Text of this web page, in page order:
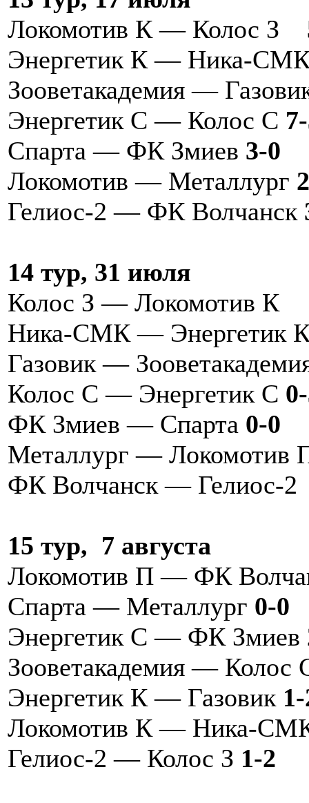
Локомотив К — Колос З
Энергетик К — Ника-
Зооветакадемия —
Энергетик С — Колос С
Спарта — ФК Змиев 3-0
Локомотив — Металлург
Гелиос-2 — ФК Волчанск
14 тур, 31 июля
Колос З — Локомотив К
Ника-СМК — Энергетик
Газовик —
Колос С — Энергетик С
ФК Змиев — Спарта 0-0
Металлург —
ФК Волчанск — Гелиос-
15 тур, 7 августа
Локомотив П — ФК
Спарта — Металлург 0-0
Энергетик С — ФК Змиев
Зооветакадемия — Колос
Энергетик К — Газовик
Локомотив К — Ника-
Гелиос-2 — Колос З 1-2